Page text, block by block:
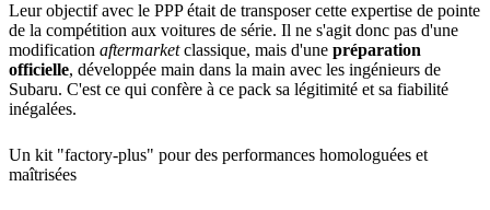
Leur objectif avec le PPP était de transposer cette expertise de pointe
de la compétition aux voitures de série. Il ne s'agit donc pas d'une
modification aftermarketclassique, mais d'une préparation
officielle, développée main dans la main avec les ingénieurs de
Subaru. C'est ce qui confère à ce pack sa légitimité et sa fiabilité
inégalées.
Un kit "factory-plus" pour des performances homologuées et
maîtrisées